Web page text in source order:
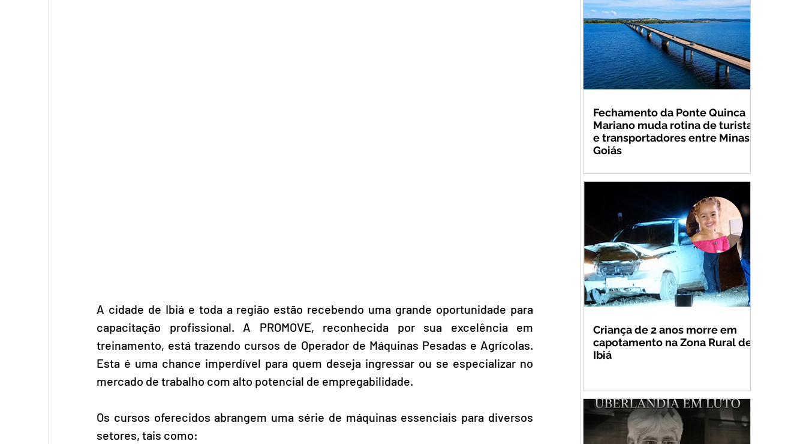
A cidade de Ibiá e toda a região estão recebendo uma grande oportunidade para
capacitação profissional. A PROMOVE, reconhecida por sua excelência em
treinamento, está trazendo cursos de Operador de Máquinas Pesadas e Agrícolas.
Esta é uma chance imperdível para quem deseja ingressar ou se especializar no
mercado de trabalho com alto potencial de empregabilidade.
Os cursos oferecidos abrangem uma série de máquinas essenciais para diversos
setores, tais como:
Fechamento da Ponte Quinca
Mariano muda rotina de turistas
e transportadores entre Minas e
Goiás
Criança de 2 anos morre em
capotamento na Zona Rural de
Ibiá